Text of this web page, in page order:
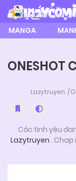
MANGA
ONESHOT
Lazytruyen
Các tình yêu
Lazytruyen . Chap